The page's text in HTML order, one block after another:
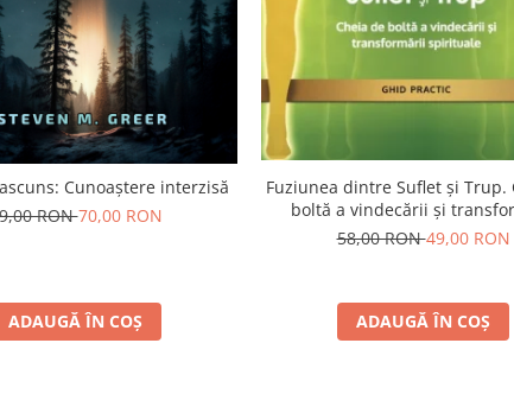
Cunoaștere interzisă
RON70,00 RON
ADAUGĂ ÎN COȘ
Fuziunea dintre Suflet și Trup.
boltă a vindecării și
spirituale
58,00 RON49,00 RON
ADAUGĂ ÎN COȘ